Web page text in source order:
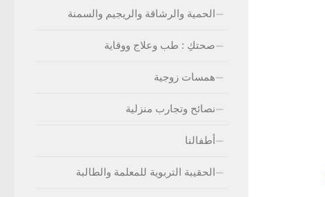
الحمية والرشاقة والريجيم والسمنة
صحتكِ : طب وعلاج ووقاية
همسات زوجية
نصائح وتجارب منزلية
أطفالنا
الحقيبة التربوية للمعلمة والطالبة